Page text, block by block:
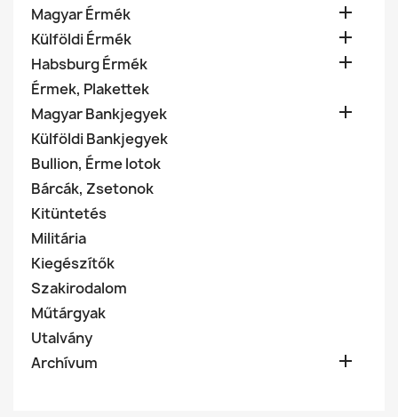
Magyar Érmék

Külföldi Érmék 
Habsburg Érmék 
Érmek, Plakettek
Magyar Bankjegyek

Külföldi Bankjegyek
Bullion, Érme lotok
Bárcák, Zsetonok
Kitüntetés
Militária
Kiegészítők
Szakirodalom
Műtárgyak
Utalvány
Archívum
